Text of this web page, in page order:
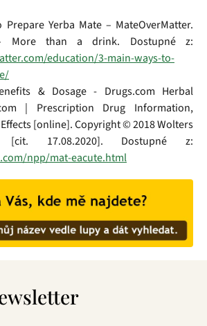
Yerba Mate – MateOverMatter.
– More than a drink. Dostupné z:
education/3-main-ways-to-
& Dosage - Drugs.com Herbal
| Prescription Drug Information,
[online]. Copyright © 2018 Wolters
[cit. 17.08.2020]. Dostupné z:
npp/mat-eacute.html